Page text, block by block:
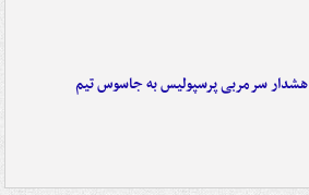
هشدار سرمربی پرسپولیس به جاسوس تیم